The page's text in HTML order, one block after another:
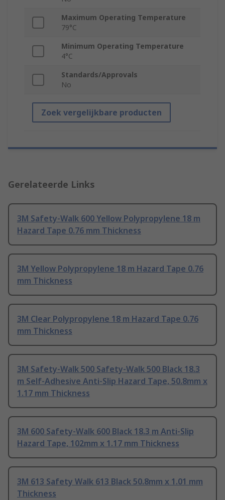
Maximum Operating Temperature
79°C
Minimum Operating Temperature
4°C
Standards/Approvals
No
Zoek vergelijkbare producten
Gerelateerde Links
3M Safety-Walk 600 Yellow Polypropylene 18 m
Hazard Tape 0.76 mm Thickness
3M Yellow Polypropylene 18 m Hazard Tape 0.76
mm Thickness
3M Clear Polypropylene 18 m Hazard Tape 0.76
mm Thickness
3M Safety-Walk 500 Safety-Walk 500 Black 18.3
m Self-Adhesive Anti-Slip Hazard Tape, 50.8mm x
1.17 mm Thickness
3M 600 Safety-Walk 600 Black 18.3 m Anti-Slip
Hazard Tape, 102mm x 1.17 mm Thickness
3M 613 Safety Walk 613 Black 50.8mm x 1.01 mm
Thickness